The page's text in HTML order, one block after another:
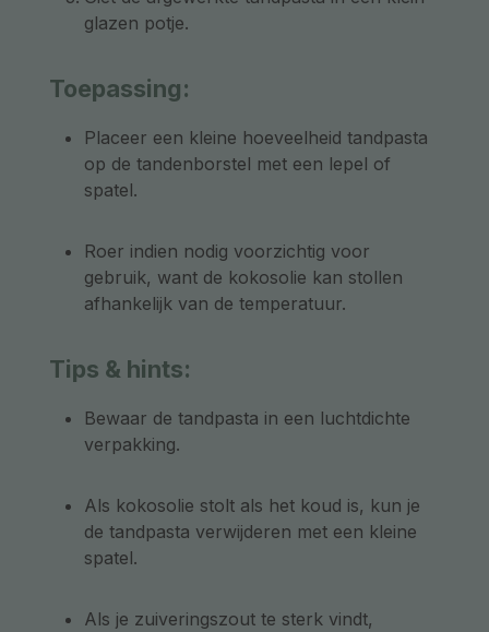
glazen potje.
Toepassing:
Placeer een kleine hoeveelheid tandpasta
op de tandenborstel met een lepel of
spatel.
Roer indien nodig voorzichtig voor
gebruik, want de kokosolie kan stollen
afhankelijk van de temperatuur.
Tips & hints:
Bewaar de tandpasta in een luchtdichte
verpakking.
Als kokosolie stolt als het koud is, kun je
de tandpasta verwijderen met een kleine
spatel.
Als je zuiveringszout te sterk vindt,